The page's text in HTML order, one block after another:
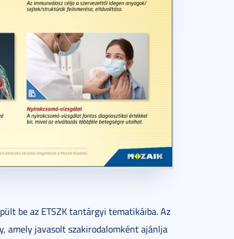
be az ETSZK tantárgyi tematikáiba. Az
amely javasolt szakirodalomként ajánlja